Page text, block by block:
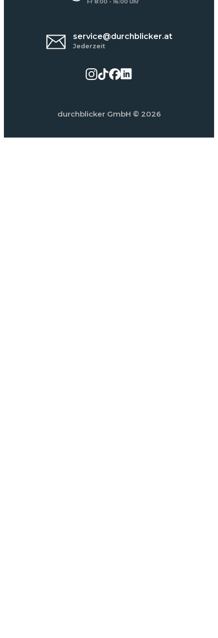
service@durchblicker.at
Jederzeit
durchblicker GmbH © 2026